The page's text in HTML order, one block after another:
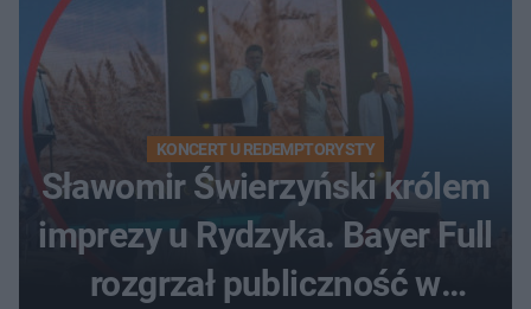
KONCERT U REDEMPTORYSTY
Sławomir Świerzyński królem
imprezy u Rydzyka. Bayer Full
rozgrzał publiczność w